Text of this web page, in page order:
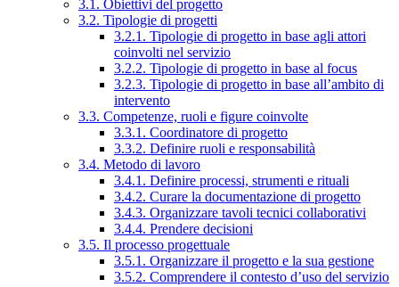
3.1. Obiettivi del progetto
3.2. Tipologie di progetti
3.2.1. Tipologie di progetto in base agli attori
coinvolti nel servizio
3.2.2. Tipologie di progetto in base al focus
3.2.3. Tipologie di progetto in base all’ambito di
intervento
3.3. Competenze, ruoli e figure coinvolte
3.3.1. Coordinatore di progetto
3.3.2. Definire ruoli e responsabilità
3.4. Metodo di lavoro
3.4.1. Definire processi, strumenti e rituali
3.4.2. Curare la documentazione di progetto
3.4.3. Organizzare tavoli tecnici collaborativi
3.4.4. Prendere decisioni
3.5. Il processo progettuale
3.5.1. Organizzare il progetto e la sua gestione
3.5.2. Comprendere il contesto d’uso del servizio